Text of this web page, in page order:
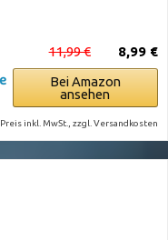
8,99 €
11,99 €
Bei Amazon
ansehen
Preis inkl. MwSt., zzgl. Versandkosten